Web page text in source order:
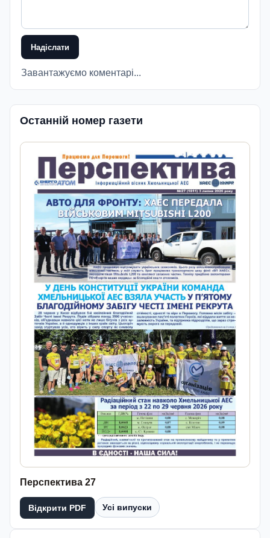
Надіслати
Завантажуємо коментарі...
Останній номер газети
Перспектива 27
Відкрити PDF Усі випуски